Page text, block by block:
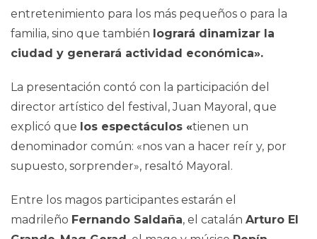
entretenimiento para los más pequeños o para la
familia, sino que también logrará dinamizar la
ciudad y generará actividad económica».
La presentación contó con la participación del
director artístico del festival, Juan Mayoral, que
explicó que los espectáculos «tienen un
denominador común: «nos van a hacer reír y, por
supuesto, sorprender», resaltó Mayoral.
Entre los magos participantes estarán el
madrileño Fernando Saldaña, el catalán Arturo El